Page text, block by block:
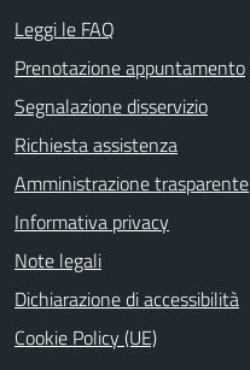
Leggi le FAQ
Prenotazione appuntamento
Segnalazione disservizio
Richiesta assistenza
Amministrazione trasparente
Informativa privacy
Note legali
Dichiarazione di accessibilità
Cookie Policy (UE)